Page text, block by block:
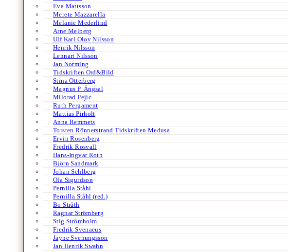
Eva Mattsson
Merete Mazzarella
Melanie Mederlind
Arne Melberg
Ulf Karl Olov Nilsson
Henrik Nilsson
Lennart Nilsson
Jan Norming
Tidskriften Ord&Bild
Stina Otterberg
Magnus P. Ängsal
Milorad Pejic
Ruth Pergament
Mattias Pirholt
Anna Remmets
Torsten Rönnerstrand Tidskriften Medusa
Ervin Rosenberg
Fredrik Rosvall
Hans-Ingvar Roth
Björn Sandmark
Johan Sehlberg
Ola Sigurdson
Pernilla Ståhl
Pernilla Ståhl (red.)
Bo Stråth
Ragnar Strömberg
Stig Strömholm
Fredrik Svenaeus
Jayne Svenungsson
Jan Henrik Swahn